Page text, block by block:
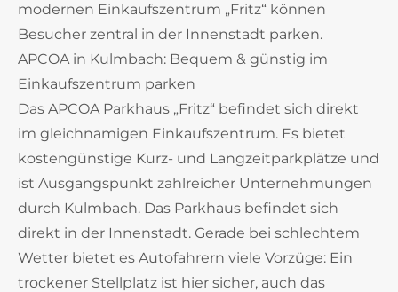
modernen Einkaufszentrum „Fritz“ können
Besucher zentral in der Innenstadt parken.
APCOA in Kulmbach: Bequem & günstig im
Einkaufszentrum parken
Das APCOA Parkhaus „Fritz“ befindet sich direkt
im gleichnamigen Einkaufszentrum. Es bietet
kostengünstige Kurz- und Langzeitparkplätze und
ist Ausgangspunkt zahlreicher Unternehmungen
durch Kulmbach. Das Parkhaus befindet sich
direkt in der Innenstadt. Gerade bei schlechtem
Wetter bietet es Autofahrern viele Vorzüge: Ein
trockener Stellplatz ist hier sicher, auch das